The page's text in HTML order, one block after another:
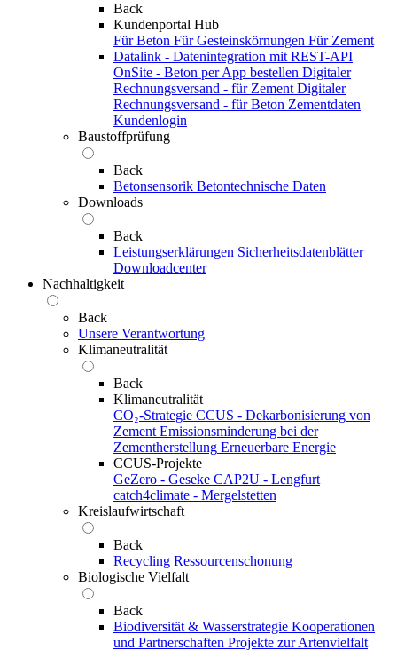
Back
Kundenportal Hub
Für Beton Für Gesteinskörnungen Für Zement
Datalink - Datenintegration mit REST-API
OnSite - Beton per App bestellen Digitaler
Rechnungsversand - für Zement Digitaler
Rechnungsversand - für Beton Zementdaten
Kundenlogin
Baustoffprüfung
Back
Betonsensorik Betontechnische Daten
Downloads
Back
Leistungserklärungen Sicherheitsdatenblätter
Downloadcenter
Nachhaltigkeit
Back
Unsere Verantwortung
Klimaneutralität
Back
Klimaneutralität
CO₂-Strategie CCUS - Dekarbonisierung von
Zement Emissionsminderung bei der
Zementherstellung Erneuerbare Energie
CCUS-Projekte
GeZero - Geseke CAP2U - Lengfurt
catch4climate - Mergelstetten
Kreislaufwirtschaft
Back
Recycling Ressourcenschonung
Biologische Vielfalt
Back
Biodiversität & Wasserstrategie Kooperationen
und Partnerschaften Projekte zur Artenvielfalt